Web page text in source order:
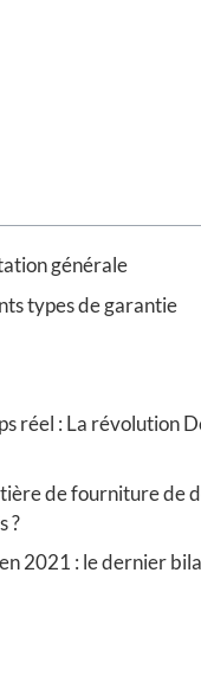
générale
types de garantie
réel : La révolution
de fourniture de
?
2021 : le dernier